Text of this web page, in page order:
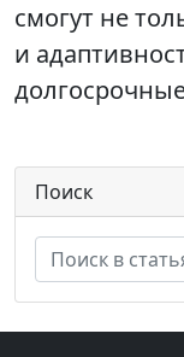
смогут не
и
Поиск